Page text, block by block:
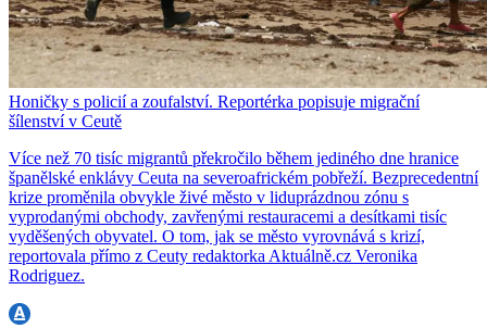
Honičky s policií a zoufalství. Reportérka popisuje migrační
šílenství v Ceutě
Více než 70 tisíc migrantů překročilo během jediného dne hranice
španělské enklávy Ceuta na severoafrickém pobřeží. Bezprecedentní
krize proměnila obvykle živé město v liduprázdnou zónu s
vyprodanými obchody, zavřenými restauracemi a desítkami tisíc
vyděšených obyvatel. O tom, jak se město vyrovnává s krizí,
reportovala přímo z Ceuty redaktorka Aktuálně.cz Veronika
Rodriguez.